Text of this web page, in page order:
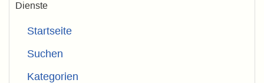
Dienste
Startseite
Suchen
Kategorien